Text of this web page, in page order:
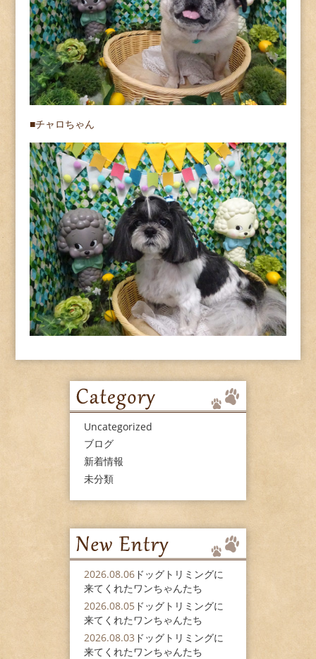
■チャロちゃん
Uncategorized
ブログ
新着情報
未分類
2026.08.06 ドッグトリミングに
来てくれたワンちゃんたち
2026.08.05 ドッグトリミングに
来てくれたワンちゃんたち
2026.08.03 ドッグトリミングに
来てくれたワンちゃんたち